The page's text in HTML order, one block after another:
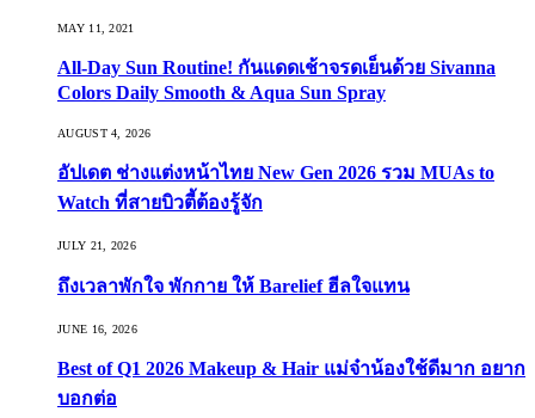
MAY 11, 2021
All-Day Sun Routine! กันแดดเช้าจรดเย็นด้วย Sivanna
Colors Daily Smooth & Aqua Sun Spray
AUGUST 4, 2026
อัปเดต ช่างแต่งหน้าไทย New Gen 2026 รวม MUAs to
Watch ที่สายบิวตี้ต้องรู้จัก
JULY 21, 2026
ถึงเวลาพักใจ พักกาย ให้ Barelief ฮีลใจแทน
JUNE 16, 2026
Best of Q1 2026 Makeup & Hair แม่จ๋าน้องใช้ดีมาก อยาก
บอกต่อ